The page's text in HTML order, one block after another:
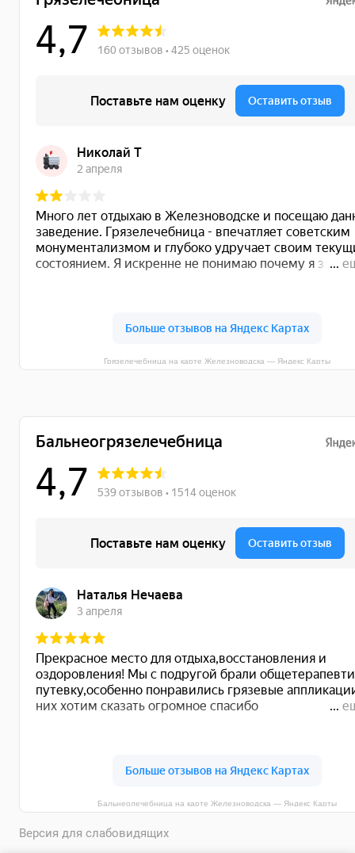
Грязелечебница на карте Железноводска — Яндекс Карты
Бальнеолечебница на карте Железноводска — Яндекс Карты
Версия для слабовидящих